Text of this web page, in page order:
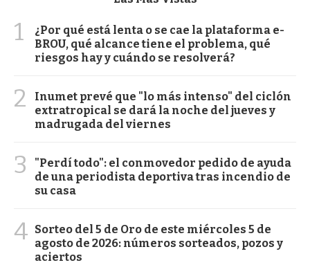
1
¿Por qué está lenta o se cae la plataforma e-
BROU, qué alcance tiene el problema, qué
riesgos hay y cuándo se resolverá?
2
Inumet prevé que "lo más intenso" del ciclón
extratropical se dará la noche del jueves y
madrugada del viernes
3
"Perdí todo": el conmovedor pedido de ayuda
de una periodista deportiva tras incendio de
su casa
4 Sorteo del 5 de Oro de este miércoles 5 de
agosto de 2026: números sorteados, pozos y
aciertos